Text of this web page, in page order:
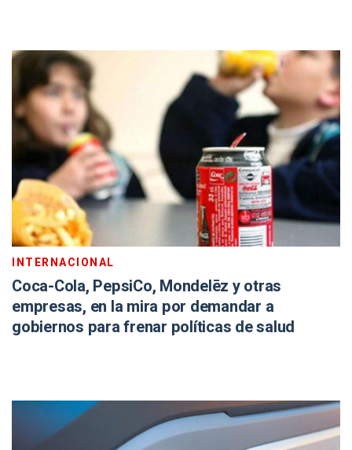
INTERNACIONAL
Coca-Cola, PepsiCo, Mondelēz y otras
empresas, en la mira por demandar a
gobiernos para frenar políticas de salud